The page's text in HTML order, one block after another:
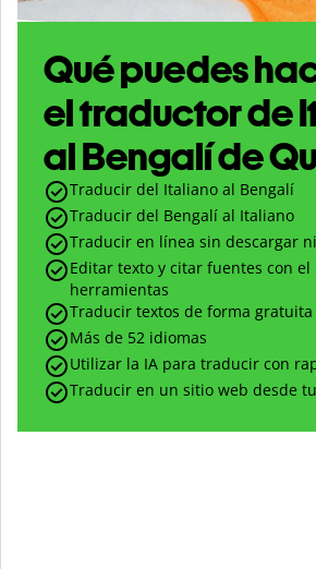
Qué puedes
el traductor de
al Bengalí de
Traducir del Italiano al Bengalí
Traducir del Bengalí al Italiano
Traducir en línea sin descargar
Editar texto y citar fuentes con el
herramientas
Traducir textos de forma gratuita
Más de 52 idiomas
Utilizar la IA para traducir con
Traducir en un sitio web desde